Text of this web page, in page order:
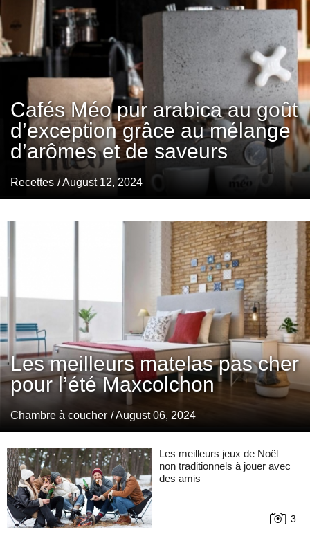
Cafés Méo pur arabica au goût
d’exception grâce au mélange
d’arômes et de saveurs
Recettes / August 12, 2024
Les meilleurs matelas pas cher
pour l’été Maxcolchon
Chambre à coucher / August 06, 2024
Les meilleurs jeux de Noël
non traditionnels à jouer avec
des amis
3